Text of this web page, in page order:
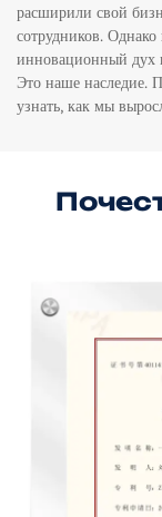
расширили свой
сотрудников.
инновационный дух
Это наше наследие.
узнать, как мы